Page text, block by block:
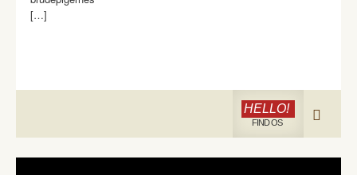
[…]
HELLO!
FIND OS